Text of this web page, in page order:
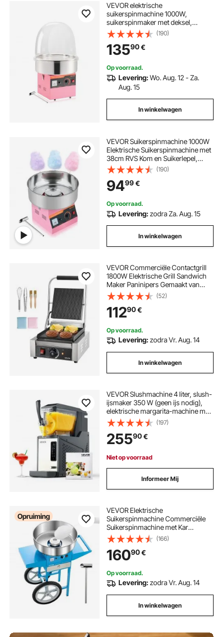
VEVOR elektrische
suikerspinmachine 1000W,
suikerspinmaker met deksel,
roestvrijstalen kom en suikerlepel,
ideaal voor carnaval, verjaardagen,
familiefeesten, professionele
suikerspinmachine, roze
(190)
13590€
Op voorraad.
Levering:Wo. Aug. 12 - Za.
Aug. 15
In winkelwagen
VEVOR Suikerspinmachine 1000W
Elektrische Suikerspinmachine met
38cm RVS Kom en Suikerlepel,
Maakt Suikerspin voor
Verjaardagen thuis Familiefeestjes,
3500RPM Roze
(190)
9499€
Op voorraad.
Levering:zodra Za. Aug. 15
In winkelwagen
VEVOR Commerciële Contactgrill
1800W Elektrische Grill Sandwich
Maker Paninipers Gemaakt van
roestvrij staal met handvat en
temperatuurregeling, 22 x 23 cm
Platte geëmailleerde plaat (enkel),
voor hamburger, steak en spek
(52)
11290€
Op voorraad.
Levering:zodra Vr. Aug. 14
In winkelwagen
VEVOR Slushmachine 4 liter, slush-
ijsmaker 350 W (geen ijs nodig),
elektrische margarita-machine met
zelfreinigende functie, geschikt
voor bevroren margarita's, frappés,
milkshakes en shakes.
(197)
25590€
Niet op voorraad
Informeer Mij
Opruiming
VEVOR Elektrische
Suikerspinmachine Commerciële
Suikerspinmachine met Kar
(1000W) met 52cm RVS Kom &
Suikerschep & Lade, Perfect voor
Kinderfeestjes Familiefeestjes
Blauw
(166)
16090€
Op voorraad.
Levering:zodra Vr. Aug. 14
In winkelwagen